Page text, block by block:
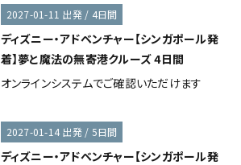
2027-01-11 出発 / 4日間
ディズニー・アドベンチャー【シンガポール発
着】夢と魔法の無寄港クルーズ 4日間
オンラインシステムでご確認いただけます
2027-01-14 出発 / 5日間
ディズニー・アドベンチャー【シンガポール発